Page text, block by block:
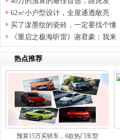
62㎡小户型设计，全屋通透敞亮
买了泼墨纹的瓷砖，一定要找个懂
《重启之极海听雷》谢君豪：我来
热点推荐
预算15万买轿车，6款热门车型